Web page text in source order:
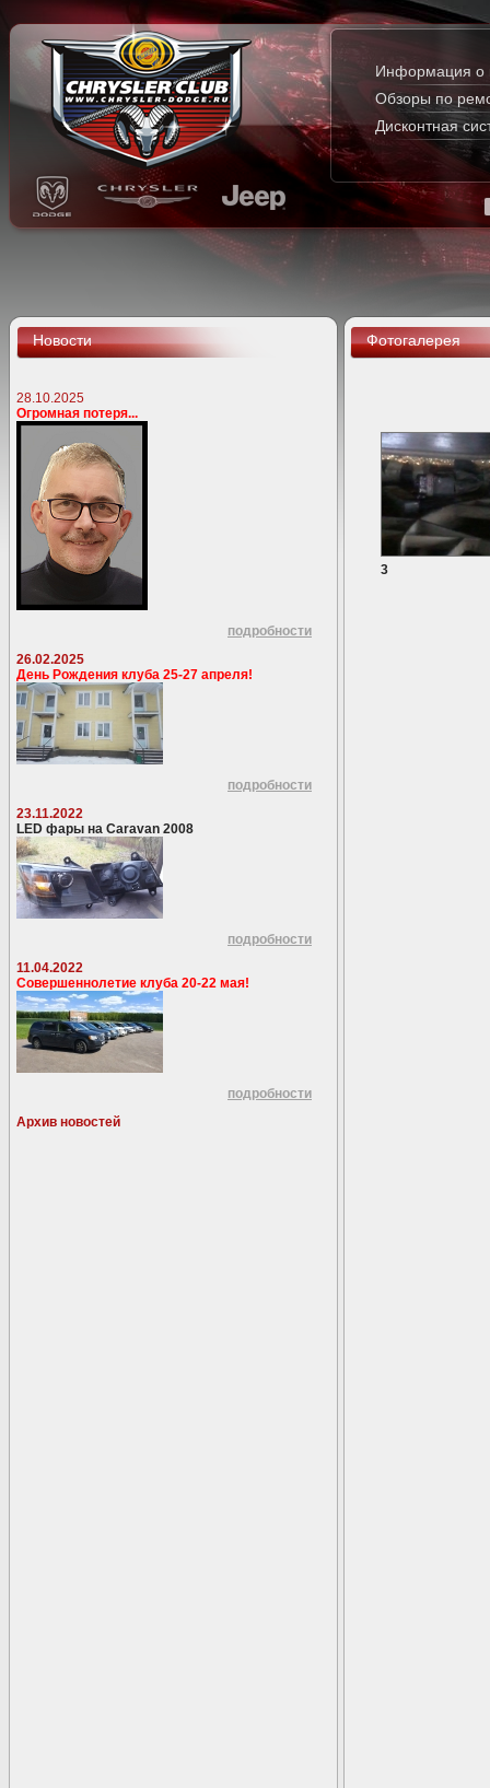
Информация о
Обзоры по
Дисконтная
Новости
28.10.2025
Огромная потеря...
подробности
26.02.2025
День Рождения клуба 25-27 апреля!
подробности
23.11.2022
LED фары на Caravan 2008
подробности
11.04.2022
Совершеннолетие клуба 20-22 мая!
подробности
Архив новостей
Фотогалерея
3